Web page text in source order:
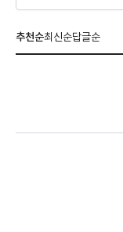
추천순최신순답글순